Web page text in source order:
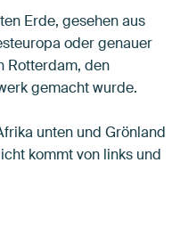
Erde, gesehen aus
oder genauer
Rotterdam, den
gemacht wurde.
unten und Grönland
kommt von links und